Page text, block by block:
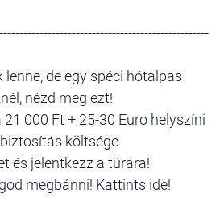
de egy spéci hótalpas
nézd meg ezt!
000 Ft + 25-30 Euro helyszíni
költsége
és jelentkezz a túrára!
megbánni! Kattints ide!